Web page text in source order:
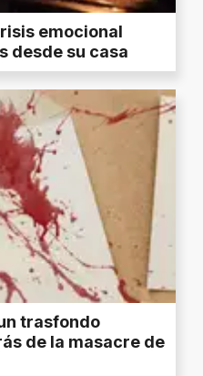
emocional
desde su casa
trasfondo
de la masacre de